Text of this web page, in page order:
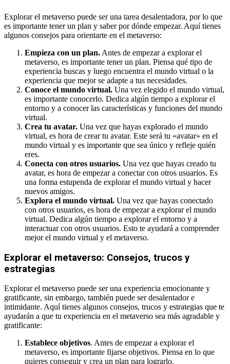
Explorar el metaverso puede ser una tarea desalentadora, por lo que
es importante tener un plan y saber por dónde empezar. Aquí tienes
algunos consejos para orientarte en el metaverso:
Empieza con un plan. Antes de empezar a explorar el
metaverso, es importante tener un plan. Piensa qué tipo de
experiencia buscas y luego encuentra el mundo virtual o la
experiencia que mejor se adapte a tus necesidades.
Conoce el mundo virtual. Una vez elegido el mundo virtual,
es importante conocerlo. Dedica algún tiempo a explorar el
entorno y a conocer las características y funciones del mundo
virtual.
Crea tu avatar. Una vez que hayas explorado el mundo
virtual, es hora de crear tu avatar. Este será tu «avatar» en el
mundo virtual y es importante que sea único y refleje quién
eres.
Conecta con otros usuarios. Una vez que hayas creado tu
avatar, es hora de empezar a conectar con otros usuarios. Es
una forma estupenda de explorar el mundo virtual y hacer
nuevos amigos.
Explora el mundo virtual. Una vez que hayas conectado
con otros usuarios, es hora de empezar a explorar el mundo
virtual. Dedica algún tiempo a explorar el entorno y a
interactuar con otros usuarios. Esto te ayudará a comprender
mejor el mundo virtual y el metaverso.
Explorar el metaverso: Consejos, trucos y
estrategias
Explorar el metaverso puede ser una experiencia emocionante y
gratificante, sin embargo, también puede ser desalentador e
intimidante. Aquí tienes algunos consejos, trucos y estrategias que te
ayudarán a que tu experiencia en el metaverso sea más agradable y
gratificante:
Establece objetivos. Antes de empezar a explorar el
metaverso, es importante fijarse objetivos. Piensa en lo que
quieres conseguir y crea un plan para lograrlo.